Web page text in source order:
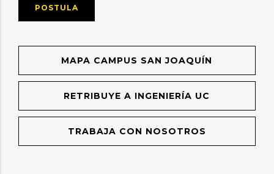
POSTULA
MAPA CAMPUS SAN JOAQUÍN
RETRIBUYE A INGENIERÍA UC
TRABAJA CON NOSOTROS